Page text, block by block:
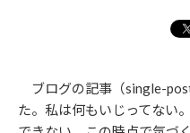
ブログの記事（single-
た。私は何もいじってない